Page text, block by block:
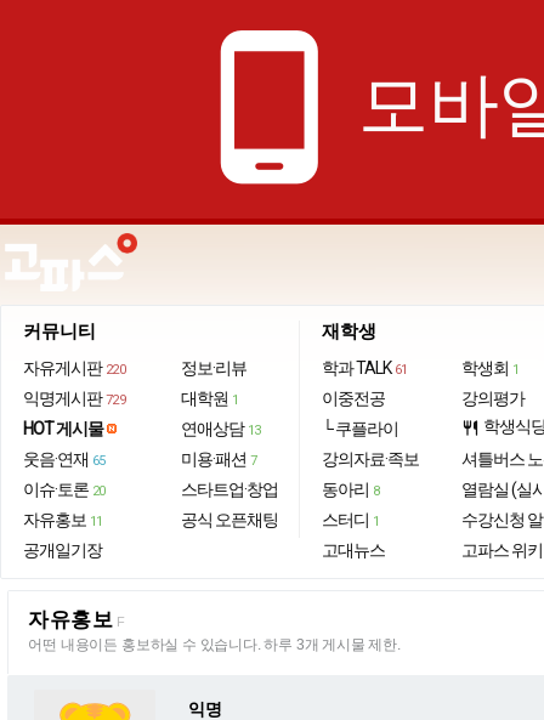
phone_android 모바
커뮤니티
자유게시판 220
익명게시판 729
HOT 게시물
웃음·연재 65
이슈·토론 20
자유홍보 11
공개일기장
정보·리뷰
대학원 1
연애상담 13
미용·패션 7
스타트업·창업
공식 오픈채팅
재학생
학과 TALK 61
이중전공
└ 쿠플라이
강의자료·족보
동아리 8
스터디 1
고대뉴스
학생회 1
강의평가
restaurant 학생식
셔틀버스
열람실 (실
수강신청
고파스 위키
자유홍보 F
어떤 내용이든 홍보하실 수 있습니다. 하루 3개 게시물 제한.
익명